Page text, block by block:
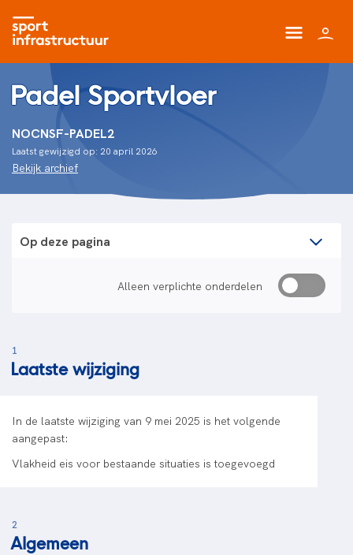
Padel Sportvloer
NOCNSF-PADEL2
Laatst gewijzigd op: 20 april 2026
Bekijk archief
Op deze pagina
Alleen verplichte onderdelen
1
Laatste wijziging
In de laatste wijziging van 9 mei 2025 is het volgende
aangepast:
Vlakheid eis voor bestaande situaties is toegevoegd
2
Algemeen